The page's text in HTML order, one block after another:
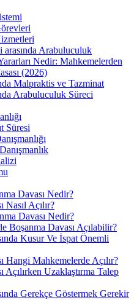
arasında Arabuluculuk
Nedir: Mahkemelerden
(2026)
Malpraktis ve Tazminat
Arabuluculuk Süreci
Süresi
Davası Nedir?
Nasıl Açılır?
Davası Nedir?
Boşanma Davası Açılabilir?
Kusur Ve İspat Önemli
Hangi Mahkemelerde Açılır?
Açılırken Uzaklaştırma Talep
Gerekçe Göstermek Gerekir